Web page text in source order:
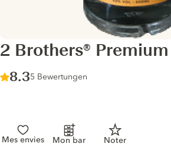
2 Brothers®
Score :
8.3/ 10
5 Bewertungen
Mes envies Mon bar Noter